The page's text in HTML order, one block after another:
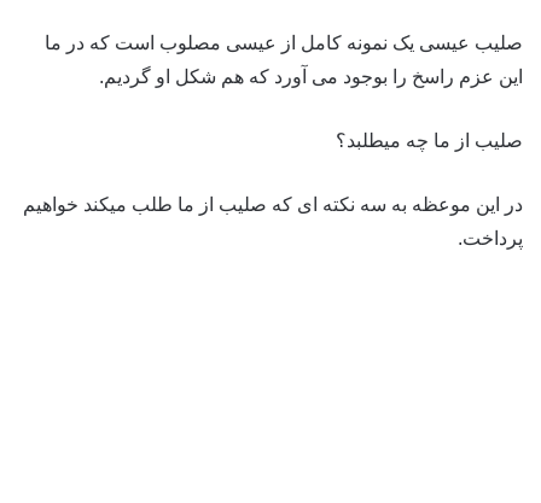
صلیب عیسی یک نمونه کامل از عیسی مصلوب است که در ما
این عزم راسخ را بوجود می آورد که هم شکل او گردیم.
صلیب از ما چه میطلبد؟
در این موعظه به سه نکته ای که صلیب از ما طلب میکند خواهیم
پرداخت.